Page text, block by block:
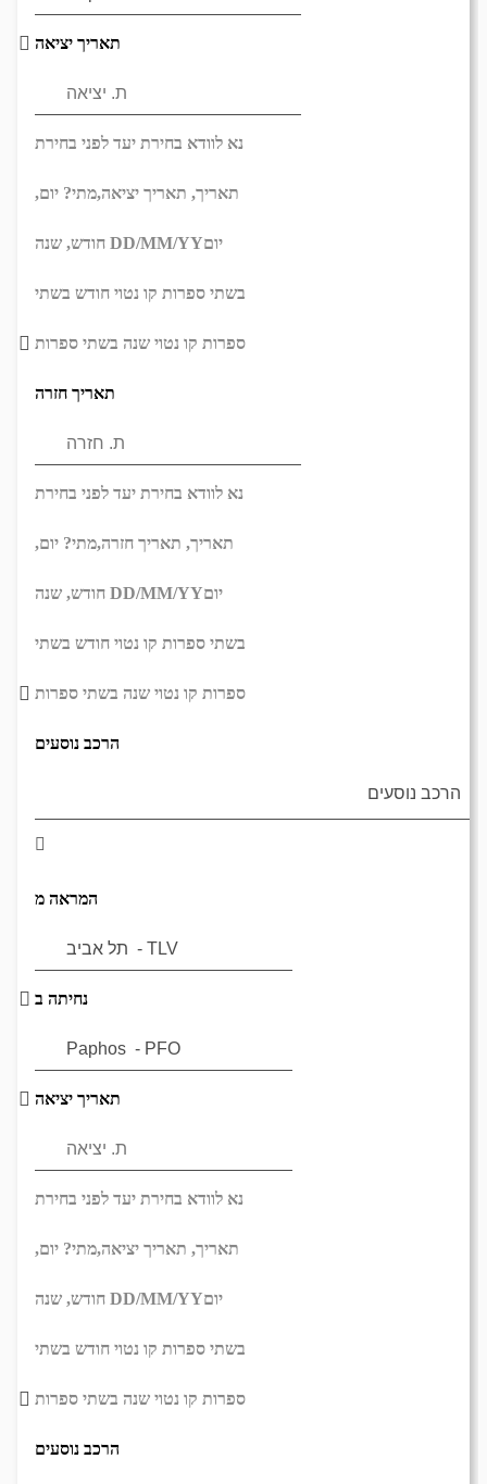
תאריך יציאה
נא לוודא בחירת יעד לפני בחירת
תאריך, תאריך יציאה,מתי? יום,
DD/MM/YYיום
בשתי ספרות קו נטוי חודש בשתי
ספרות קו נטוי שנה בשתי ספרות
תאריך חזרה
נא לוודא בחירת יעד לפני בחירת
תאריך, תאריך חזרה,מתי? יום,
DD/MM/YYיום
בשתי ספרות קו נטוי חודש בשתי
ספרות קו נטוי שנה בשתי ספרות
הרכב נוסעים
המראה מ
נחיתה ב
תאריך יציאה
נא לוודא בחירת יעד לפני בחירת
תאריך, תאריך יציאה,מתי? יום,
DD/MM/YYיום
בשתי ספרות קו נטוי חודש בשתי
ספרות קו נטוי שנה בשתי ספרות
הרכב נוסעים